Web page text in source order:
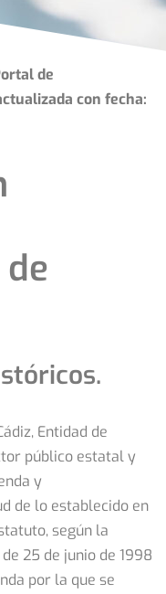
de
con fecha:
Entidad de
público estatal y
y
de lo establecido en
según la
25 de junio de 1998
por la que se